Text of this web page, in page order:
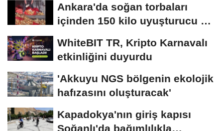
Ankara'da soğan torbaları
içinden 150 kilo uyuşturucu ele
WhiteBIT TR, Kripto Karnavalı
etkinliğini duyurdu
'Akkuyu NGS bölgenin ekolojik
hafızasını oluşturacak'
Kapadokya'nın giriş kapısı
Soğanlı'da bağımlılıkla